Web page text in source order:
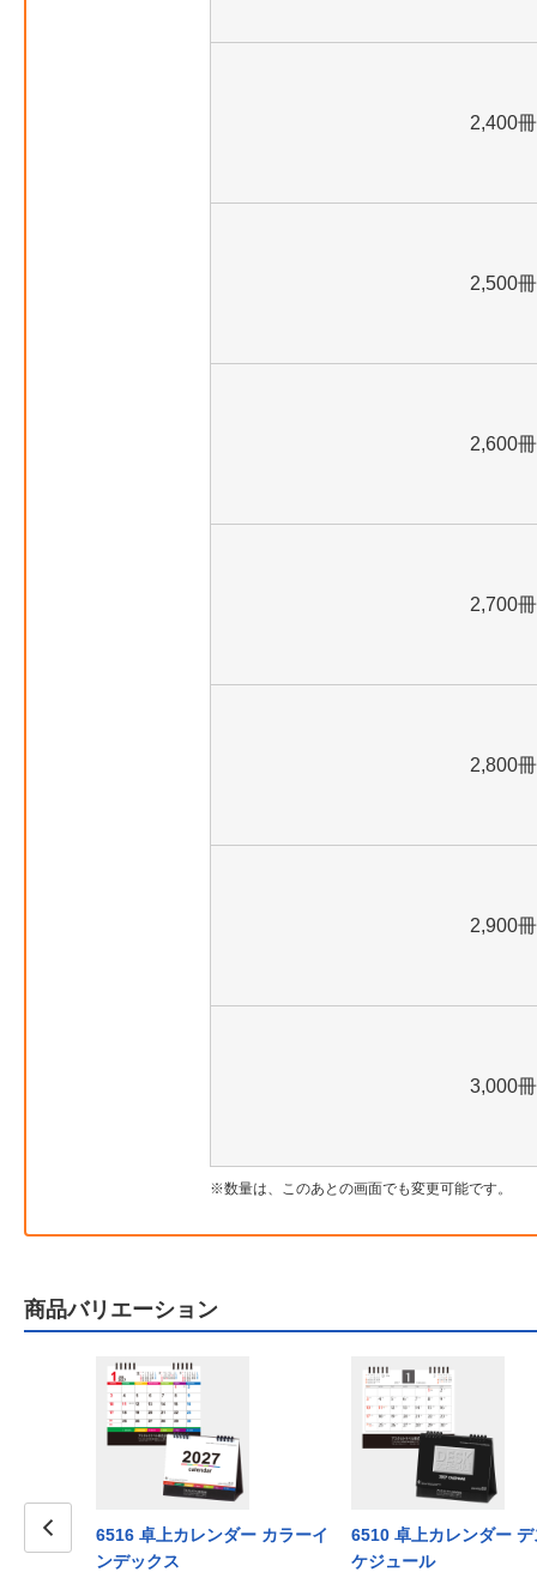
2,400冊
2,500冊
2,600冊
2,700冊
2,800冊
2,900冊
3,000冊
数量は、このあとの画面でも変更可能です。
商品バリエーション
6516 卓上カレンダー カラーイ
ンデックス
6510 卓上カレンダー
ケジュール